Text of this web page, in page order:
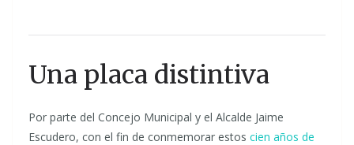
Una placa distintiva
Por parte del Concejo Municipal y el Alcalde Jaime
Escudero, con el fin de conmemorar estos cien años de